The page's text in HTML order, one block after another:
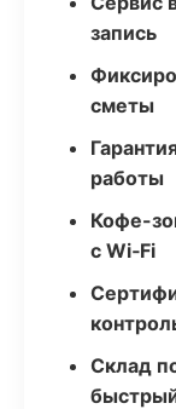
запись
сметы
работы
Кофе-
с Wi‑Fi
Склад